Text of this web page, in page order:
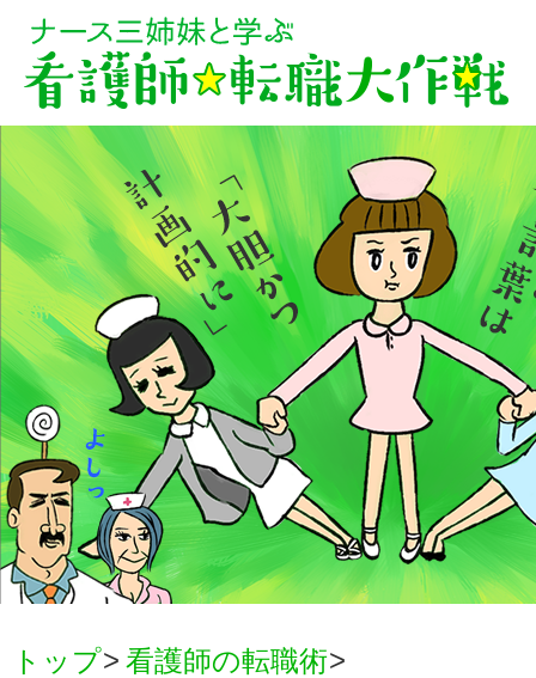
トップ
看護師の転職術